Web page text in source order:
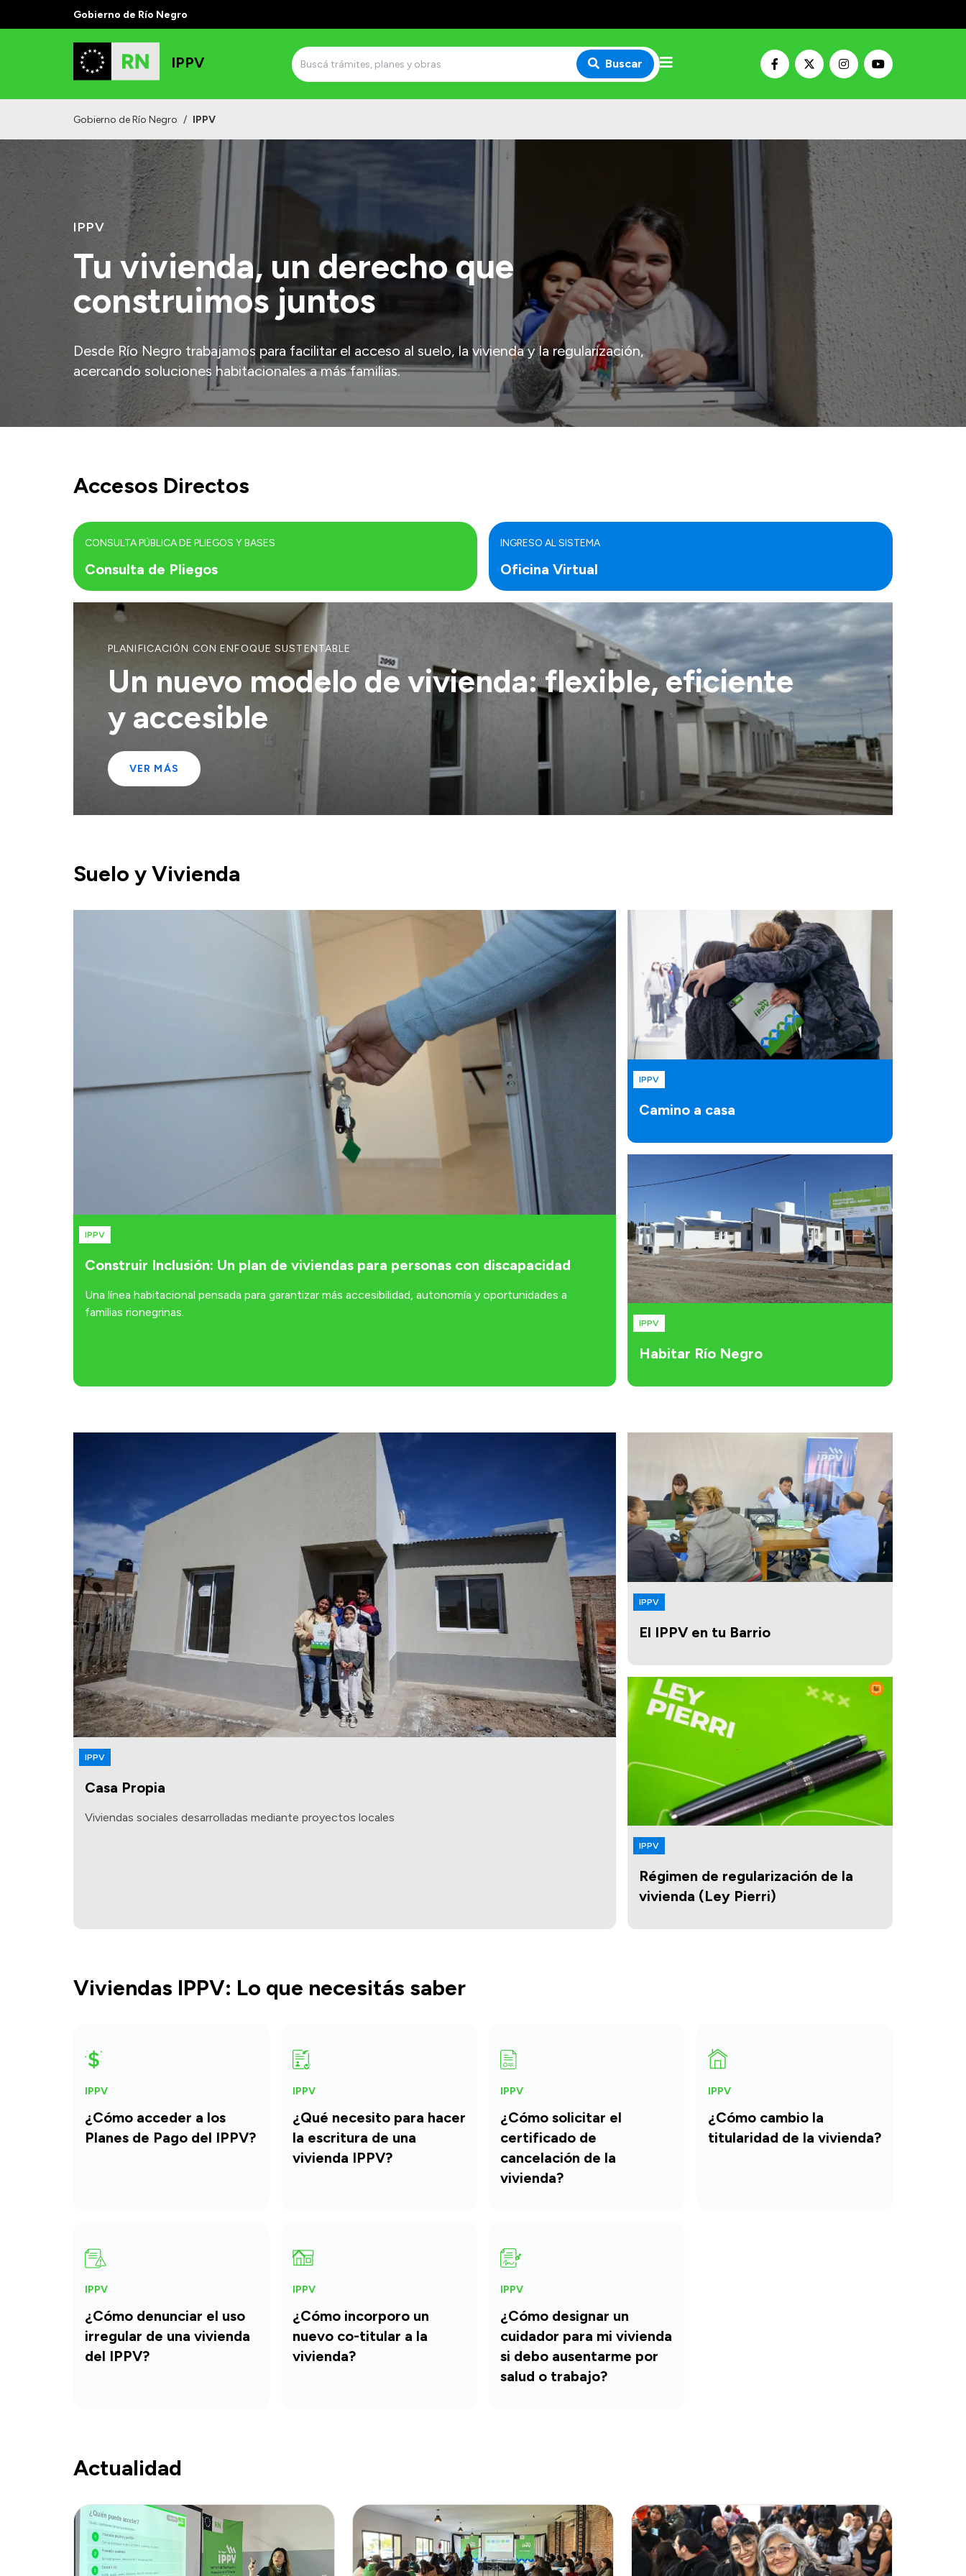
Gobierno de Río Negro
IPPV Buscar
Gobierno de Río Negro / IPPV
IPPV
Tu vivienda, un derecho que
construimos juntos
Desde Río Negro trabajamos para facilitar el acceso al suelo, la vivienda y la regularización,
acercando soluciones habitacionales a más familias.
Accesos Directos
Consulta de Pliegos
CONSULTA PÚBLICA DE PLIEGOS Y BASES
Oficina Virtual
INGRESO AL SISTEMA
PLANIFICACIÓN CON ENFOQUE SUSTENTABLE
Un nuevo modelo de vivienda: flexible, eficiente
y accesible
VER MÁS
Suelo y Vivienda
Construir Inclusión: Un plan de viviendas para personas con discapacidad
IPPV
Una línea habitacional pensada para garantizar más accesibilidad, autonomía y oportunidades a
familias rionegrinas.
Camino a casa
IPPV
Habitar Río Negro
IPPV
Casa Propia
IPPV
Viviendas sociales desarrolladas mediante proyectos locales
El IPPV en tu Barrio
IPPV
Régimen de regularización de la
vivienda (Ley Pierri)
IPPV
Viviendas IPPV: Lo que necesitás saber
¿Cómo acceder a los
Planes de Pago del IPPV?
IPPV
¿Qué necesito para hacer
la escritura de una
vivienda IPPV?
IPPV
¿Cómo solicitar el
certificado de
cancelación de la
vivienda?
IPPV
¿Cómo cambio la
titularidad de la vivienda?
IPPV
¿Cómo denunciar el uso
irregular de una vivienda
del IPPV?
IPPV
¿Cómo incorporo un
nuevo co-titular a la
vivienda?
IPPV
¿Cómo designar un
cuidador para mi vivienda
si debo ausentarme por
salud o trabajo?
IPPV
Actualidad